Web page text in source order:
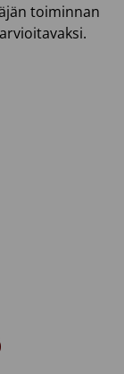
toiminnan